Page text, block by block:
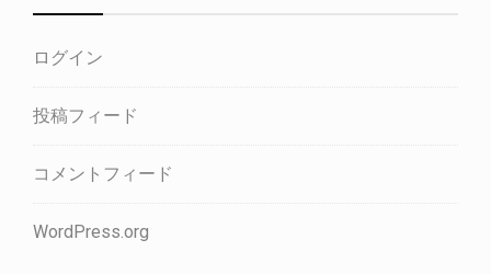
ログイン
投稿フィード
コメントフィード
WordPress.org